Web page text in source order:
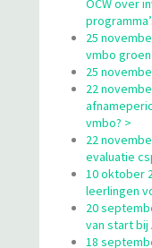
OCW over
25
vmbo groen
25
22
vmbo? >
22
evaluatie
10 oktober
leerlingen
20
van start bij
18